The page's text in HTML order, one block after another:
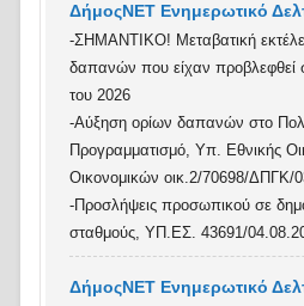
ΔήμοςΝΕΤ Ενημερωτικό
-ΣΗΜΑΝΤΙΚΟ! Μεταβατική
δαπανών που είχαν προβλεφθεί
του 2026
-Αύξηση ορίων δαπανών στο
Προγραμματισμό, Υπ. Εθνικής
Οικονομικών οικ.2/70698/ΔΠΓΚ/
-Προσλήψεις προσωπικού σε
σταθμούς, ΥΠ.ΕΣ. 43691/
ΔήμοςΝΕΤ Ενημερωτικό